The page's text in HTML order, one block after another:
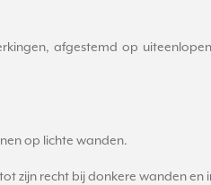
afgestemd op
op lichte wanden.
zijn recht bij donkere wanden en